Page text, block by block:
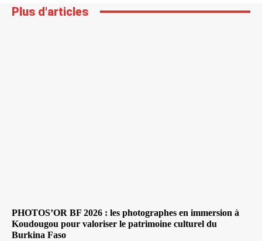
Plus d'articles
PHOTOS’OR BF 2026 : les photographes en immersion à
Koudougou pour valoriser le patrimoine culturel du
Burkina Faso